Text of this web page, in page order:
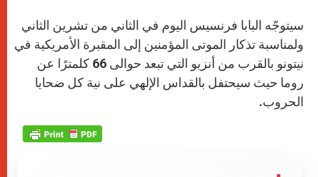
سيتوجّه البابا فرنسيس اليوم في الثاني من تشرين الثاني
ولمناسبة تذكار الموتى المؤمنين إلى المقبرة الأمريكية في
نيتونو بالقرب من أنزيو التي تبعد حوالى 66 كلمترًا عن
روما حيث سيحتفل بالقداس الإلهي على نية كل ضحايا
الحروب.